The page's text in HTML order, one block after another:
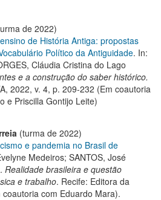
de 2022)
de História Antiga: propostas
Político da Antiguidade. In:
Cláudia Cristina do Lago
e a construção do saber histórico.
2022, v. 4, p. 209-232 (Em coautoria
e Priscilla Gontijo Leite)
(turma de 2022)
e pandemia no Brasil de
Medeiros; SANTOS, José
Realidade brasileira e questão
e trabalho. Recife: Editora da
com Eduardo Mara).